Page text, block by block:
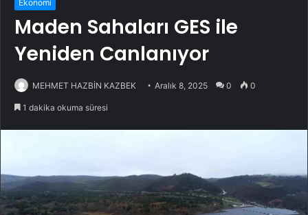
Ekonomi
Maden Sahaları GES ile
Yeniden Canlanıyor
MEHMET HAZBİN KAZBEK Aralık 8, 2025 0 0
1 dakika okuma süresi